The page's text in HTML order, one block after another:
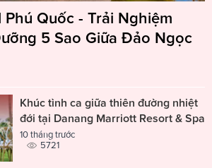
Quốc - Trải Nghiệm
5 Sao Giữa Đảo Ngọc
Khúc tình ca giữa thiên đường nhiệt
đới tại Danang Marriott Resort & Spa
10 tháng trước
5721